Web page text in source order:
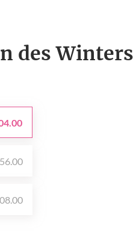
des Winters